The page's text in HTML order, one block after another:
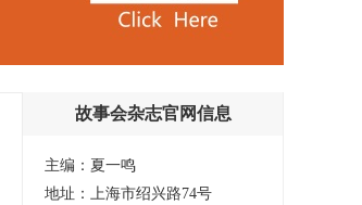
故事会杂志官网信息
主编：夏一鸣
地址：上海市绍兴路74号